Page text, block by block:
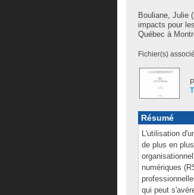
Bouliane, Julie
impacts pour
Québec à
Fichier(s)
Résumé
L'utilisation
de plus en
numériques
qui peut